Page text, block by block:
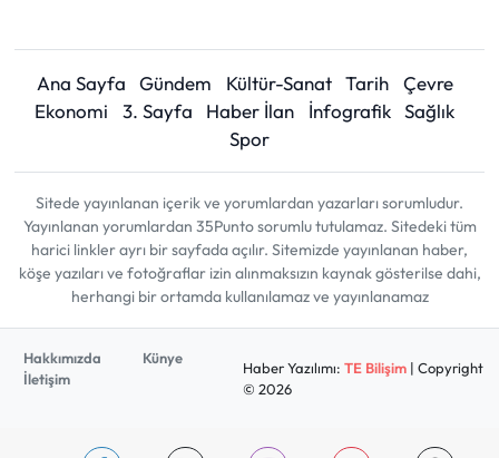
Ana Sayfa Gündem Kültür-Sanat Tarih
Çevre
Ekonomi
3. Sayfa Haber İlan İnfografik Sağlık
Spor
Sitede yayınlanan içerik ve yorumlardan yazarları sorumludur.
Yayınlanan yorumlardan 35Punto sorumlu tutulamaz. Sitedeki tüm
harici linkler ayrı bir sayfada açılır. Sitemizde yayınlanan haber,
köşe yazıları ve fotoğraflar izin alınmaksızın kaynak gösterilse dahi,
herhangi bir ortamda kullanılamaz ve yayınlanamaz
Hakkımızda
Künye
İletişim
Haber Yazılımı: TE Bilişim| Copyright
© 2026